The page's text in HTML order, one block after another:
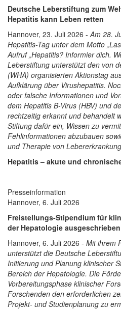
Deutsche Leberstiftung zum
Hepatitis kann Leben retten
Hannover, 23. Juli 2026 -Am 28.
Hepatitis-Tag unter dem Motto
Aufruf „Hepatitis? Informier dich.
Leberstiftung unterstützt den von
(WHA) organisierten Aktionstag
Aufklärung über Virushepatitis.
oder falsche Informationen und
dem Hepatitis B-Virus (HBV) und
rechtzeitig erkannt und behandelt
Stiftung dafür ein, Wissen zu
Fehlinformationen abzubauen
und Therapie von
Hepatitis – akute und
Presseinformation
Hannover, 6. Juli 2026
Freistellungs-Stipendium für
der Hepatologie ausgeschrieben
Hannover, 6. Juli 2026 - Mit ihrem
unterstützt die Deutsche
Initiierung und Planung klinischer
Bereich der Hepatologie. Die
Vorbereitungsphase klinischer
Forschenden den erforderlichen
Projekt- und Studienplanung zu